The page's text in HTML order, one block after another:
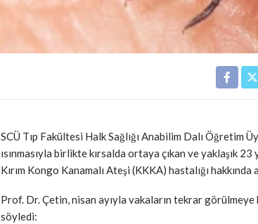
SCÜ Tıp Fakültesi Halk Sağlığı Anabilim Dalı Öğretim
ısınmasıyla birlikte kırsalda ortaya çıkan ve yaklaşık
Kırım Kongo Kanamalı Ateşi (KKKA) hastalığı
Prof. Dr. Çetin, nisan ayıyla vakaların tekrar görülmeye
söyledi: